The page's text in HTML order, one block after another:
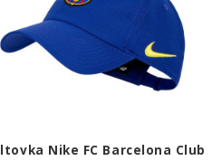
Nike FC Barcelona Club